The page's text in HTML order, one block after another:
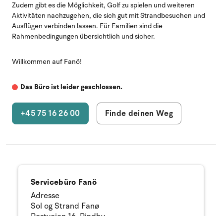
Zudem gibt es die Möglichkeit, Golf zu spielen und weiteren
Aktivitäten nachzugehen, die sich gut mit Strandbesuchen und
Ausflügen verbinden lassen. Für Familien sind die
Rahmenbedingungen übersichtlich und sicher.
Willkommen auf Fanö!
Das Büro ist leider geschlossen.
+45 75 16 26 00 Finde deinen Weg
Servicebüro Fanö
Adresse
Sol og Strand Fanø